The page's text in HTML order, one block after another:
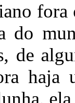
do
de
haja